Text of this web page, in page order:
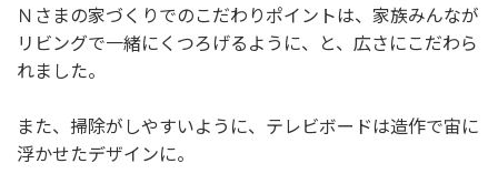
Ｎさまの家づくりでのこだわりポイントは、家族みんなが
リビングで一緒にくつろげるように、と、広さにこだわら
れました。
また、掃除がしやすいように、テレビボードは造作で宙に
浮かせたデザインに。